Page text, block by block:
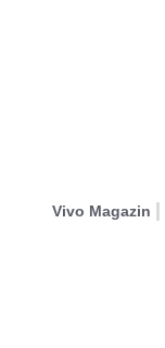
Vivo Magazin